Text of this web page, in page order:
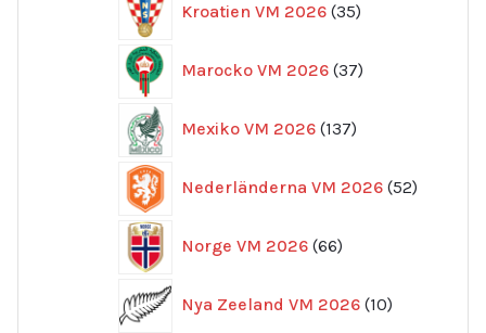
Kroatien VM 2026 35
produkter
Marocko VM 2026 37
produkter
Mexiko VM 2026 137
produkter
Nederländerna VM 2026 52
Norge VM 2026 66
produkter
Nya Zeeland VM 2026 10
produkter